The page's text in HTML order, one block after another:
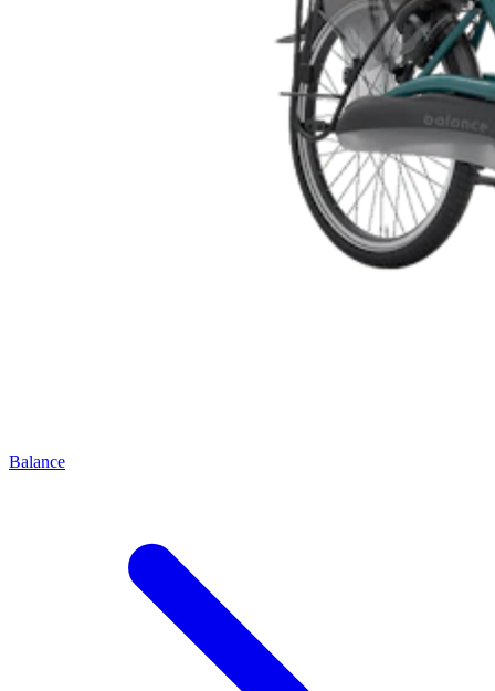
Balance